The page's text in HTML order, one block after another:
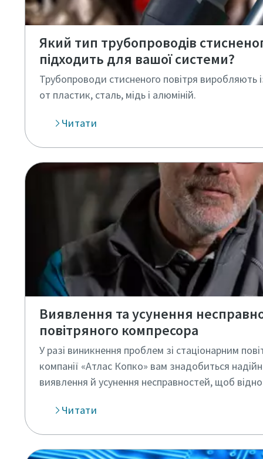
Який тип трубопроводів
підходить для вашої системи?
Трубопроводи стисненого повітря виробляють
от пластик, сталь, мідь і алюміній.
Читати
Виявлення та усунення
повітряного компресора
У разі виникнення проблем зі стаціонарним
компанії «Атлас Копко» вам знадобиться
виявлення й усунення несправностей, щоб
Читати